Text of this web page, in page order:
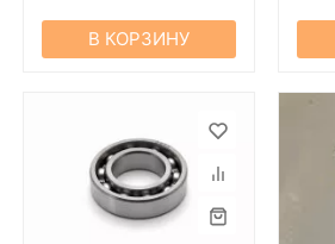
В КОРЗИНУ